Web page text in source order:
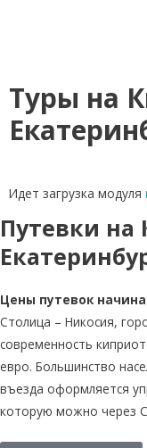
Туры на
Идет загрузка модуля
Путевки на
Цены путевок
Столица – Никосия,
современность
евро. Большинство
въезда оформляется
которую можно через